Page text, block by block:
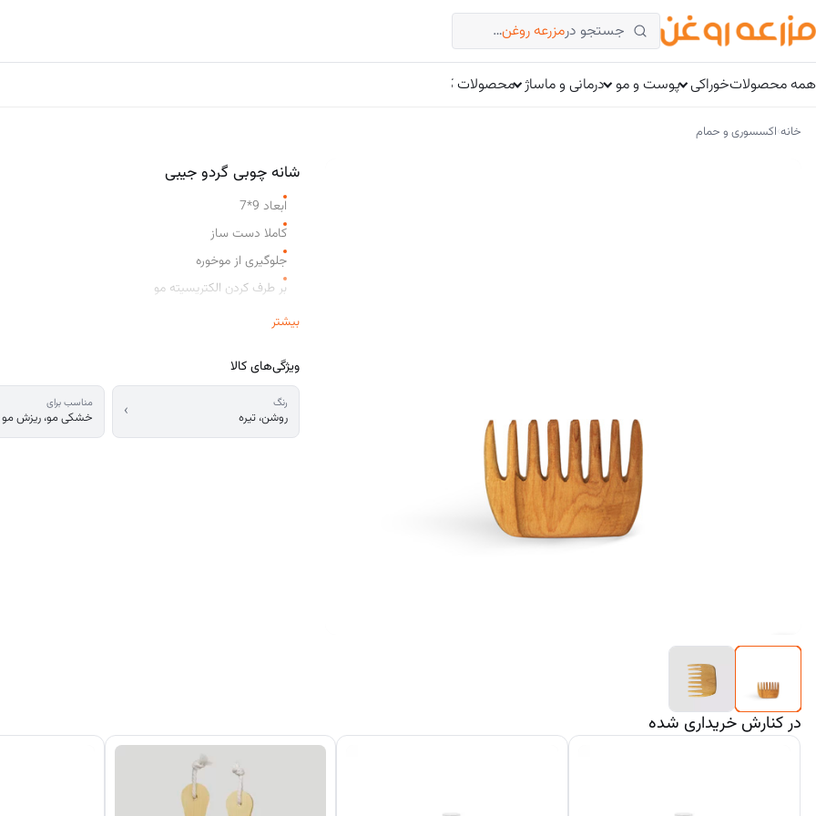
رفتن
به
محتوا
جستجو درمزرعه روغن…
همه محصولاتخوراکی پوست و مو درمانی و ماساژ محصولات کتوژنیک
خانه›اکسسوری و حمام
شانه چوبی گردو جیبی
ابعاد 9*7
کاملا دست ساز
جلوگیری از موخوره
بر طرف کردن الکتریسیته مو
دارای گره طبیعی چوب
ساخته شده از چوب گردو
بیشتر
ویژگی‌های کالا
رنگ
روشن، تیره › مناسب برای
خشکی مو، ریزش مو
در کنارش خریداری شده